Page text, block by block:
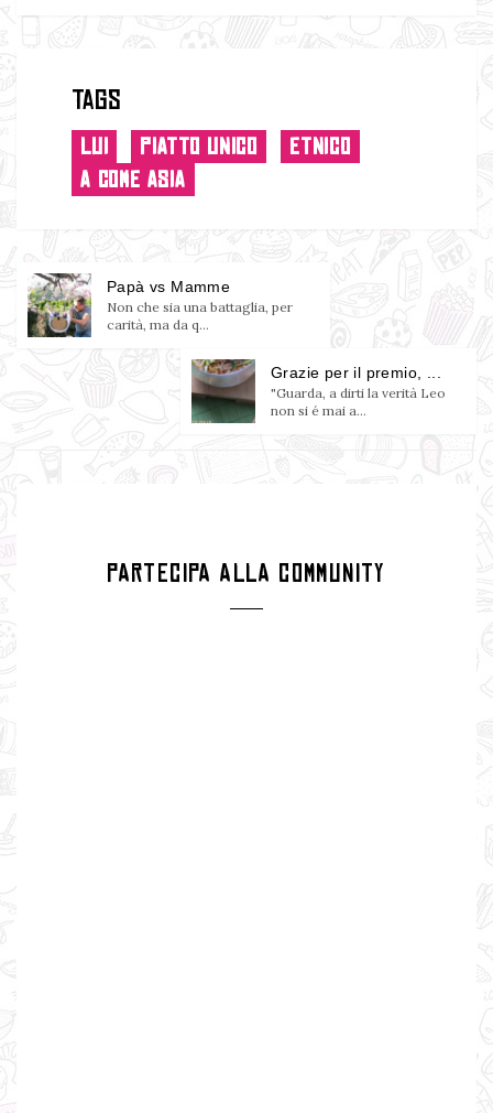
Tags
LUI PIATTO UNICO
ETNICO
A COME ASIA
Papà vs Mamme
Non che sia una battaglia, per
carità, ma da q...
Grazie per il premio, ...
"Guarda, a dirti la verità Leo
non si é mai a...
PARTECIPA ALLA COMMUNITY